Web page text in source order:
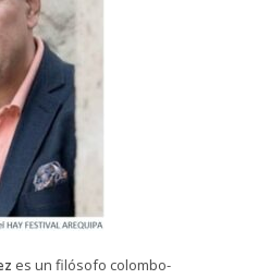
es un filósofo colombo-